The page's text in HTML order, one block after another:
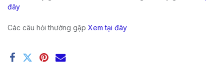
đây
Các câu hỏi thường gặp Xem tại đây